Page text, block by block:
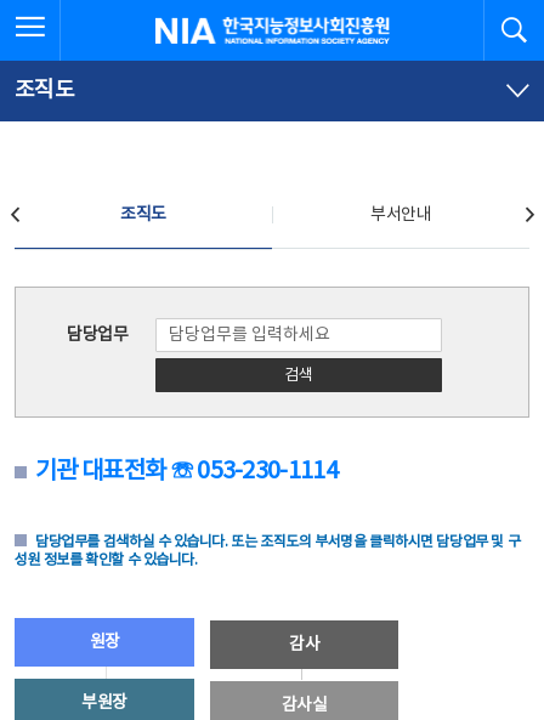
문
로
가
체
뉴
바
가
한국지능정보사회진흥원
조직도
조직도 부서안내
담당업무
검색
기관 대표전화 ☏ 053-230-1114
담당업무를 검색하실 수 있습니다. 또는 조직도의 부서명을 클릭하시면 담당업무 및 구
성원 정보를 확인할 수 있습니다.
원장
부원장
감사
감사실